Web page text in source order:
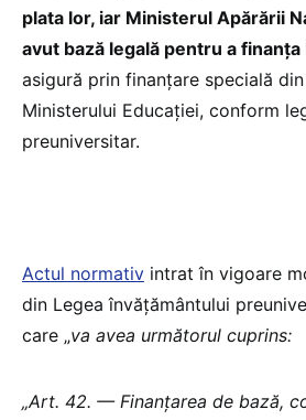
plata lor, iar Ministerul Apărării
avut bază legală pentru a
asigură prin finanțare specială
Ministerului Educației, conform
preuniversitar.
Actul normativ intrat în vigoare
din Legea învățământului
care „va avea următorul cuprins:
„Art. 42. — Finanțarea de bază,